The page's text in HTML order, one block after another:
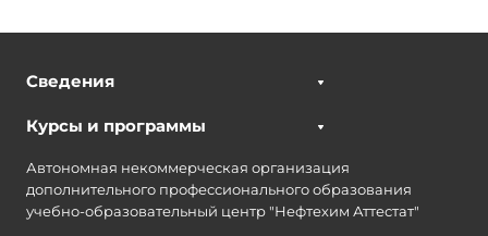
Сведения
Курсы и программы
Автономная некоммерческая организация
дополнительного профессионального образования
учебно-образовательный центр "Нефтехим Аттестат"